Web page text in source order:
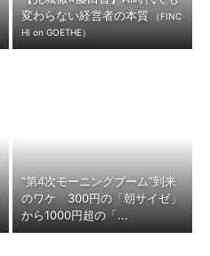
変わらない経営者の本質
（FINC
HI on GOETHE）
“第4次モーニングブーム”到来
のワケ 300円の「朝サイゼ」
から1000円超の「...